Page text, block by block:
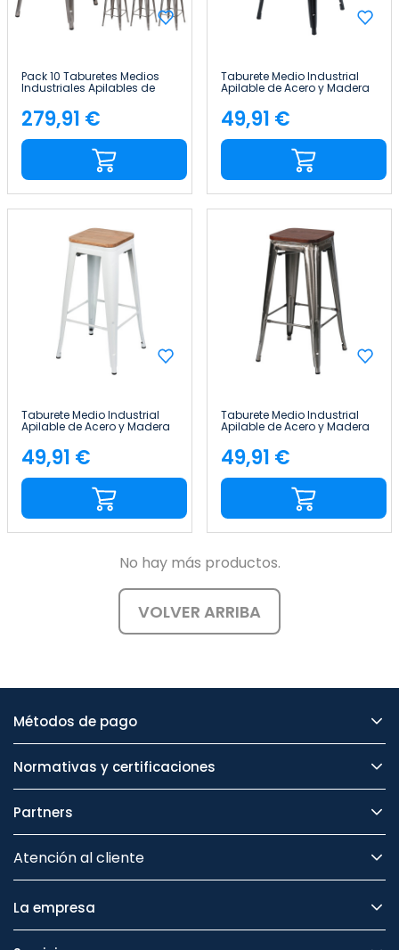
Pack 10 Taburetes Medios
Industriales Apilables de
Acero 43x43x76cm Thinia
Home
Precio
279,91 €
Taburete Medio Industrial
Apilable de Acero y Madera
43x43x76cm Thinia Home
Precio
49,91 €
Taburete Medio Industrial
Apilable de Acero y Madera
43x43x76cm Thinia Home
Precio
49,91 €
Taburete Medio Industrial
Apilable de Acero y Madera
43x43x76cm Thinia Home
Precio
49,91 €
No hay más productos.
VOLVER ARRIBA
Métodos de pago
Normativas y certificaciones
Partners
Atención al cliente
La empresa